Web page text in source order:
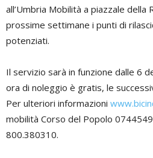
all’Umbria Mobilità a piazzale della
prossime settimane i punti di
potenziati.
Il servizio sarà in funzione dalle 6
ora di noleggio è gratis, le
Per ulteriori informazioni
mobilità Corso del Popolo
800.380310.